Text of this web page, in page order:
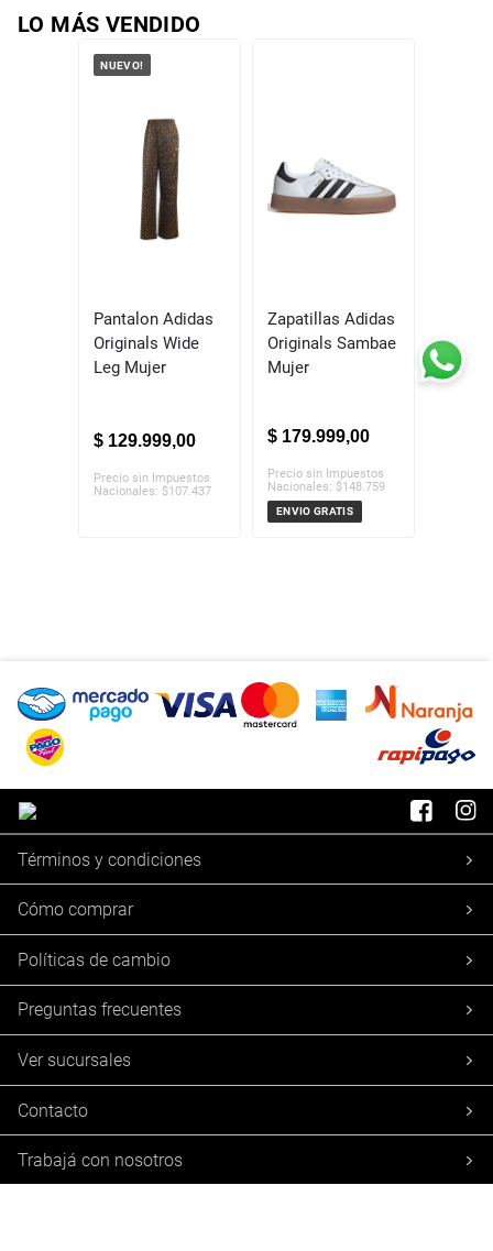
LO MÁS VENDIDO
NUEVO!
Pantalon Adidas
Originals Wide
Leg Mujer
$ 129.999,00
Precio sin Impuestos
Nacionales: $107.437
Zapatillas Adidas
Originals Sambae
Mujer
$ 179.999,00
Precio sin Impuestos
Nacionales: $148.759
ENVIO GRATIS
Términos y condiciones
Cómo comprar
Políticas de cambio
Preguntas frecuentes
Ver sucursales
Contacto
Trabajá con nosotros